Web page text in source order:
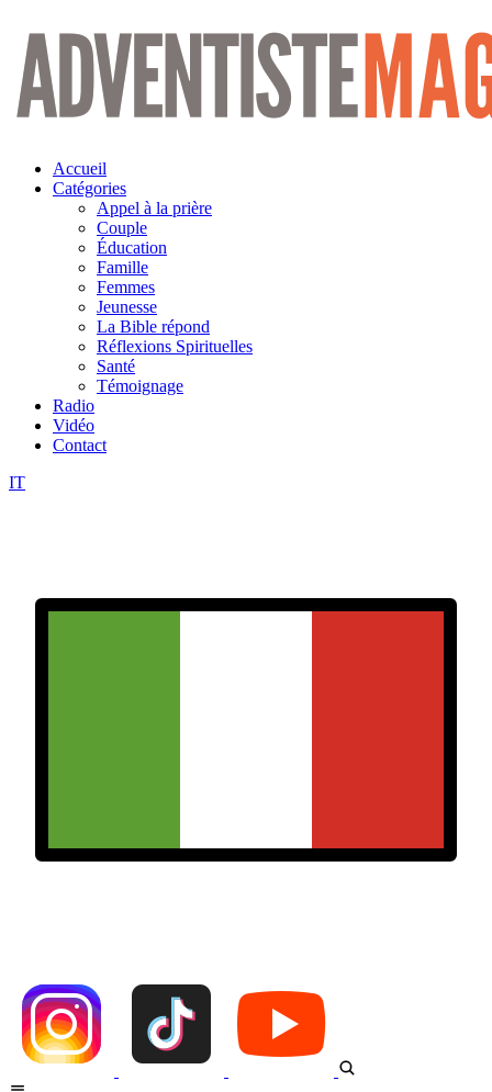
Aller
contenu
Accueil
Catégories
Appel à la prière
Couple
Éducation
Famille
Femmes
Jeunesse
La Bible répond
Réflexions Spirituelles
Santé
Témoignage
Radio
Vidéo
Contact
IT